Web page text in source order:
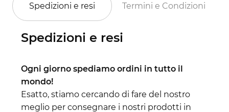
Spedizioni e resi Termini e Condizioni
Spedizioni e resi
Ogni giorno spediamo ordini in tutto il
mondo!
Esatto, stiamo cercando di fare del nostro
meglio per consegnare i nostri prodotti in